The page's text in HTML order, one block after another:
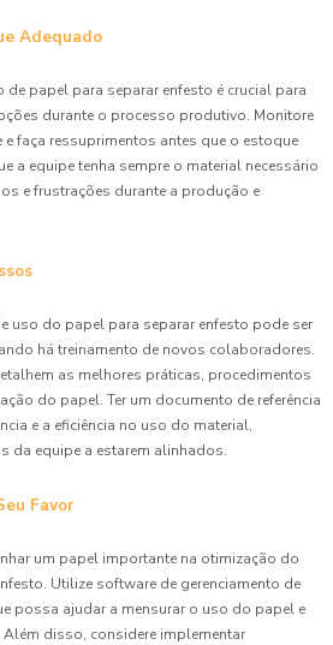
Adequado
de papel para separar enfesto é crucial para
durante o processo produtivo. Monitore
faça ressuprimentos antes que o estoque
a equipe tenha sempre o material necessário
e frustrações durante a produção e
uso do papel para separar enfesto pode ser
há treinamento de novos colaboradores.
as melhores práticas, procedimentos
do papel. Ter um documento de referência
e a eficiência no uso do material,
da equipe a estarem alinhados.
Favor
um papel importante na otimização do
Utilize software de gerenciamento de
possa ajudar a mensurar o uso do papel e
Além disso, considere implementar